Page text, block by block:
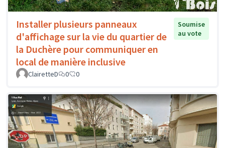
Installer plusieurs panneaux
d'affichage sur la vie du quartier de
la Duchère pour communiquer en
local de manière inclusive
Soumise
au vote
ClairetteD 0 0